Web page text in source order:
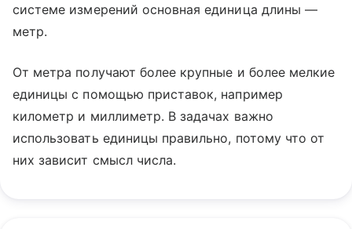
системе измерений основная единица длины —
метр.
От метра получают более крупные и более мелкие
единицы с помощью приставок, например
километр и миллиметр. В задачах важно
использовать единицы правильно, потому что от
них зависит смысл числа.